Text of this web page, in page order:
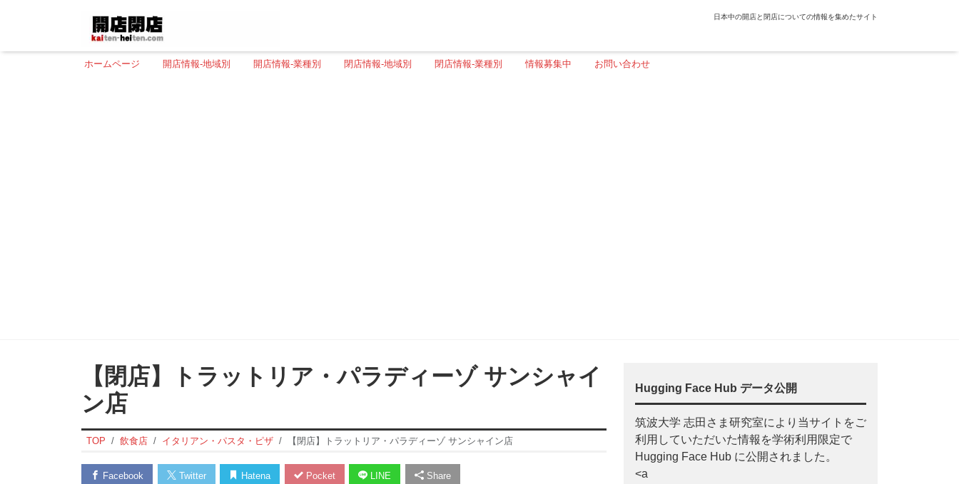
日本中の開店と閉店についての情報を集めたサイト
ホームページ 開店情報-地域別 開店情報-業種別 閉店情報-地域別 閉店情報-業種別 情報募集中 お問い合わせ
【閉店】トラットリア・パラディーゾ サンシャイ
ン店
TOP 飲食店 イタリアン・パスタ・ピザ 【閉店】トラットリア・パラディーゾ サンシャイン店
Facebook Twitter Hatena Pocket LINE Share
Hugging Face Hub データ公開
筑波大学 志田さま研究室により当サイトをご
利用していただいた情報を学術利用限定で
Hugging Face Hub に公開されました。
<a